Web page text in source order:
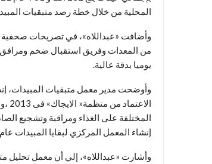
المحلية من خلال خطة رصد متبقيات
وأضافت «عبداللاه»، في تصريحات صحفية
يوميا بدقة عالية.
المختلفة على الغذاء ومراقبة وتشجيع
إنشاء المعمل المركزي لبقايا المبيدات عام 1995، بالتعاون بين الحكومتين المصرية والفنلندية.